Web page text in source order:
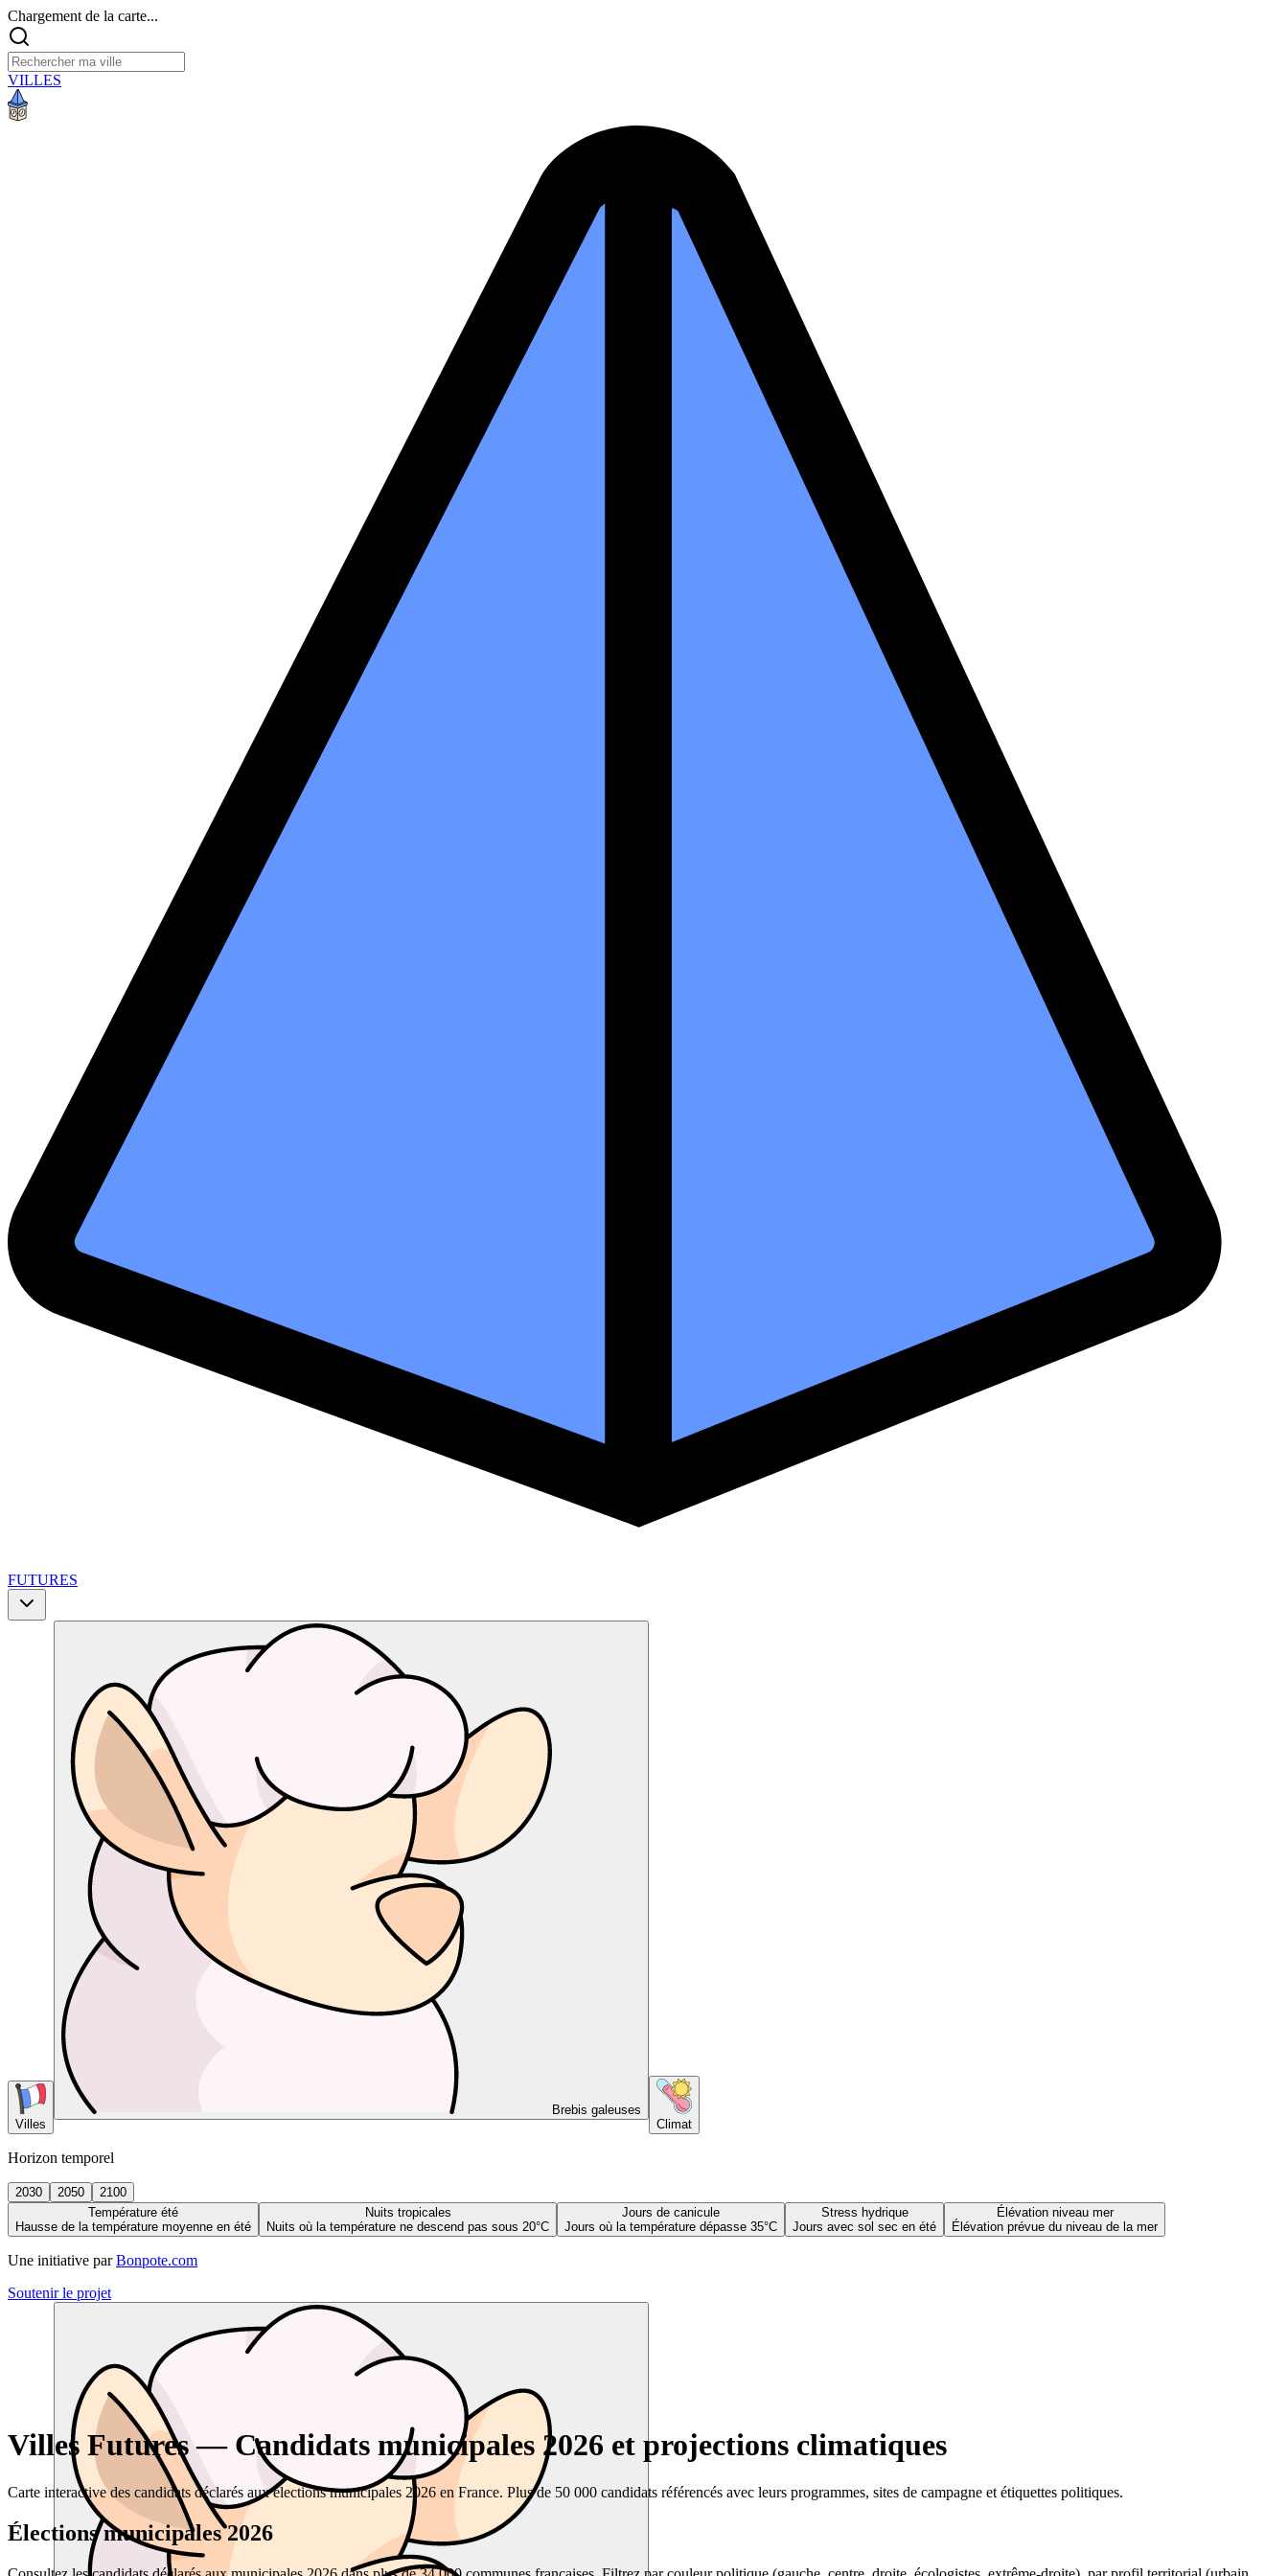
Chargement de la carte...
VILLES
FUTURES
Villes
Brebis galeuses
Climat
Horizon temporel
2030 2050
2100
Température été
Hausse de la température moyenne en été
Nuits tropicales
Nuits où la température ne descend pas sous 20°C
Jours de canicule
Jours où la température dépasse 35°C
Stress hydrique
Jours avec sol sec en été
Élévation niveau mer
Élévation prévue du niveau de la mer
Une initiative par Bonpote.com
Soutenir le projet
Villes Futures — Candidats municipales 2026 et projections climatiques
Carte interactive des candidats déclarés aux élections municipales 2026 en France. Plus de 50 000 candidats référencés avec leurs programmes, sites de campagne et étiquettes politiques.
Élections municipales 2026